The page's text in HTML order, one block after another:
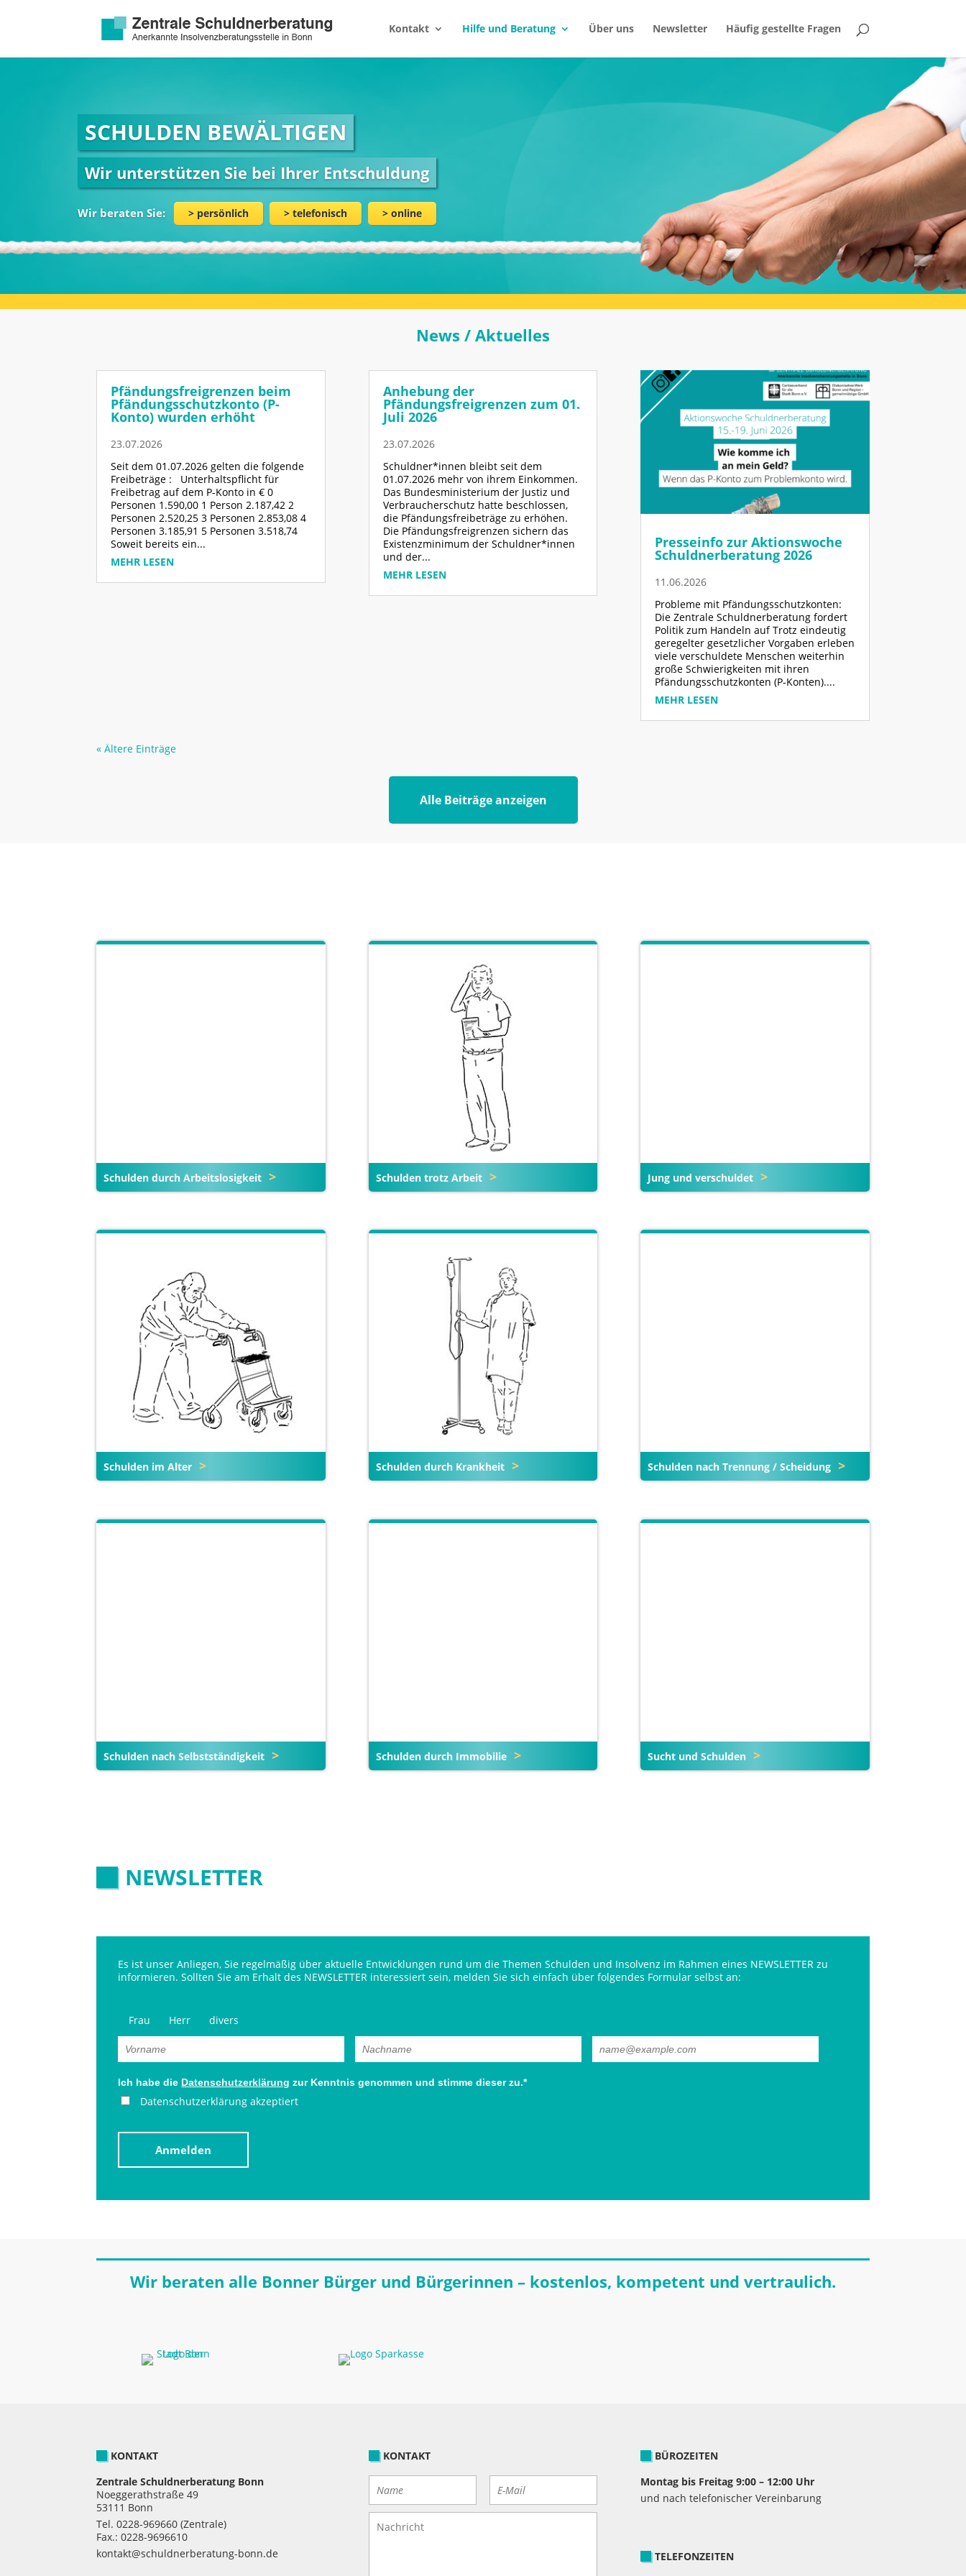
Kontakt Hilfe und Beratung Über uns Newsletter Häufig gestellte Fragen
SCHULDEN BEWÄLTIGEN
Wir unterstützen Sie bei Ihrer Entschuldung
Wir beraten Sie: persönlich telefonisch online
News / Aktuelles
Pfändungsfreigrenzen beim
Pfändungsschutzkonto (P-
Konto) wurden erhöht
23.07.2026
Seit dem 01.07.2026 gelten die folgende
Freibeträge : Unterhaltspflicht für
Freibetrag auf dem P-Konto in € 0
Personen 1.590,00 1 Person 2.187,42 2
Personen 2.520,25 3 Personen 2.853,08 4
Personen 3.185,91 5 Personen 3.518,74
Soweit bereits ein...
MEHR LESEN
Anhebung der
Pfändungsfreigrenzen zum 01.
Juli 2026
23.07.2026
Schuldner*innen bleibt seit dem
01.07.2026 mehr von ihrem Einkommen.
Das Bundesministerium der Justiz und
Verbraucherschutz hatte beschlossen,
die Pfändungsfreibeträge zu erhöhen.
Die Pfändungsfreigrenzen sichern das
Existenzminimum der Schuldner*innen
und der...
MEHR LESEN
Presseinfo zur Aktionswoche
Schuldnerberatung 2026
11.06.2026
Probleme mit Pfändungsschutzkonten:
Die Zentrale Schuldnerberatung fordert
Politik zum Handeln auf Trotz eindeutig
geregelter gesetzlicher Vorgaben erleben
viele verschuldete Menschen weiterhin
große Schwierigkeiten mit ihren
Pfändungsschutzkonten (P‑Konten)....
MEHR LESEN
« Ältere Einträge
Alle Beiträge anzeigen
Schulden durch Arbeitslosigkeit Schulden trotz Arbeit Jung und verschuldet
Schulden im Alter Schulden durch Krankheit Schulden nach Trennung / Scheidung
Schulden nach Selbstständigkeit Schulden durch Immobilie Sucht und Schulden
NEWSLETTER
Es ist unser Anliegen, Sie regelmäßig über aktuelle Entwicklungen rund um die Themen Schulden und Insolvenz im Rahmen eines NEWSLETTER zu
informieren. Sollten Sie am Erhalt des NEWSLETTER interessiert sein, melden Sie sich einfach über folgendes Formular selbst an:
Frau Herr divers
Ich habe die Datenschutzerklärung zur Kenntnis genommen und stimme dieser zu.*
Datenschutzerklärung akzeptiert
Anmelden
Wir beraten alle Bonner Bürger und Bürgerinnen – kostenlos, kompetent und vertraulich.
KONTAKT
Zentrale Schuldnerberatung Bonn
Noeggerathstraße 49
53111 Bonn
Tel.0228-969660 (Zentrale)
Fax.: 0228-9696610
kontakt@schuldnerberatung-bonn.de
KONTAKT
BÜROZEITEN
Montag bis Freitag 9:00 – 12:00 Uhr
und nach telefonischer Vereinbarung
TELEFONZEITEN